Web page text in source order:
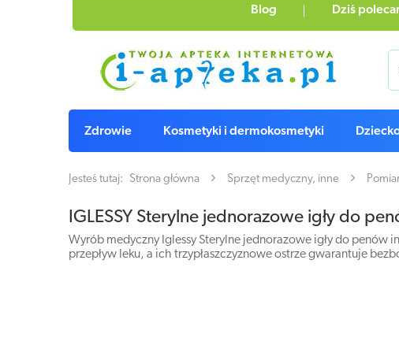
Blog Dziś
Zdrowie Kosmetyki i dermokosmetyki
Jesteś tutaj: Strona główna Sprzęt medyczny, inne
IGLESSY Sterylne jednorazowe igły do
Wyrób medyczny Iglessy Sterylne jednorazowe igły do penów
przepływ leku, a ich trzypłaszczyznowe ostrze gwarantuje